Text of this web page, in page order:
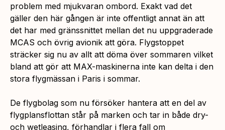
problem med mjukvaran ombord. Exakt vad det
gäller den här gången är inte offentligt annat än att
det har med gränssnittet mellan det nu uppgraderade
MCAS och övrig avionik att göra. Flygstoppet
sträcker sig nu av allt att döma över sommaren vilket
bland att gör att MAX-maskinerna inte kan delta i den
stora flygmässan i Paris i sommar.
De flygbolag som nu försöker hantera att en del av
flygplansflottan står på marken och tar in både dry-
och wetleasing, förhandlar i flera fall om